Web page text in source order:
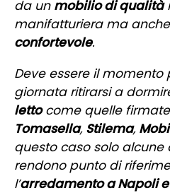
da un mobilio di qualità
manifatturiera ma
confortevole.
Deve essere il
giornata ritirarsi a
lettocome quelle
Tomasella, Stilema,
questo caso solo alcune
rendono punto di
l’arredamento a Napoli